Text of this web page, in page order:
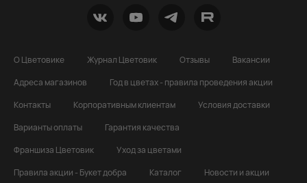
О Цветовике Журнал Цветовик Отзывы
Вакансии
Адреса магазинов
Год в цветах - правила проведения акции
Контакты
Корпоративным клиентам
Условия доставки
Варианты оплаты
Гарантия качества
Франшиза Цветовик
Уход за цветами
Правила акции - Букет добра
Каталог Новости и акции